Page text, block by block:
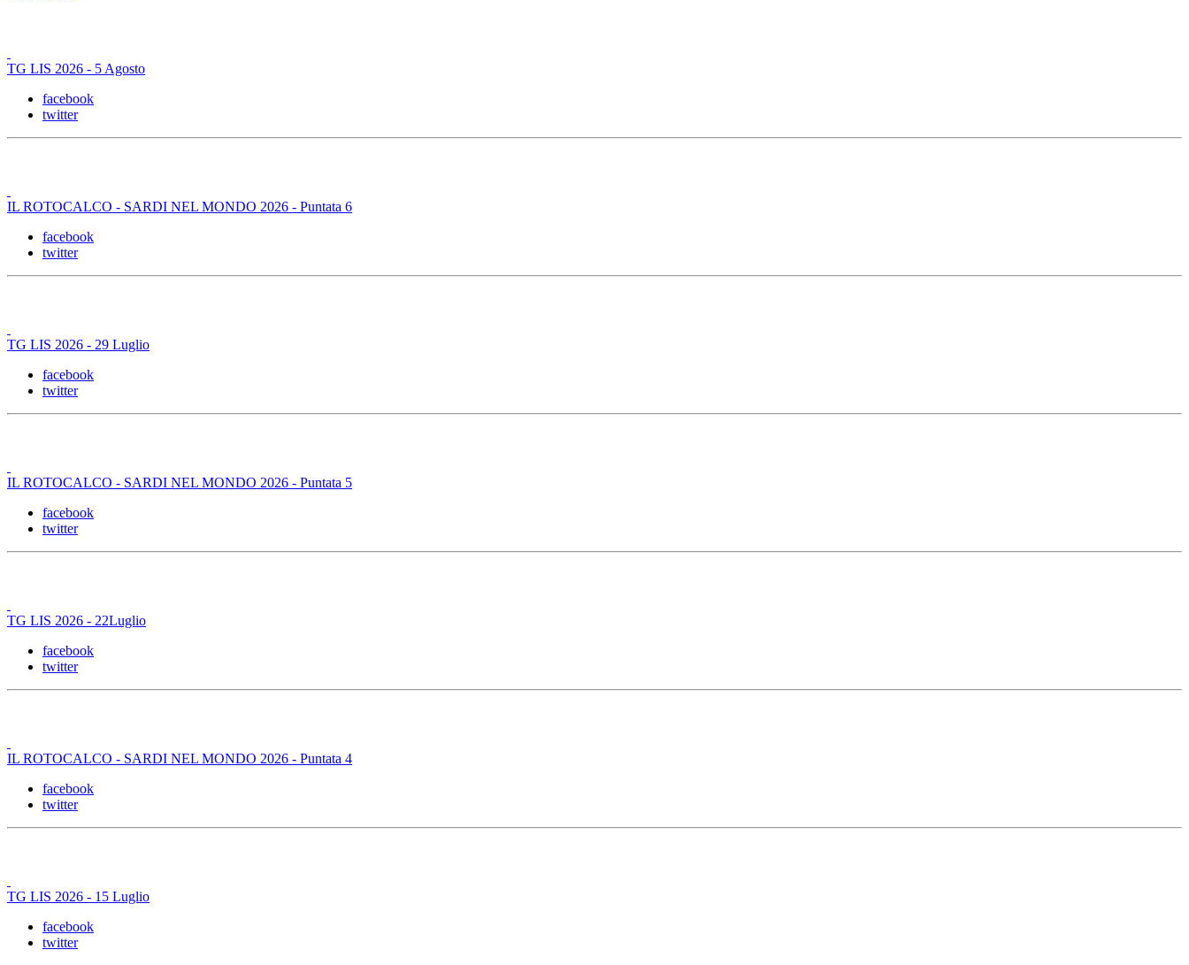
TG LIS 2026 - 5 Agosto
facebook
twitter
IL ROTOCALCO - SARDI NEL MONDO 2026 - Puntata 6
facebook
twitter
TG LIS 2026 - 29 Luglio
facebook
twitter
IL ROTOCALCO - SARDI NEL MONDO 2026 - Puntata 5
facebook
twitter
TG LIS 2026 - 22Luglio
facebook
twitter
IL ROTOCALCO - SARDI NEL MONDO 2026 - Puntata 4
facebook
twitter
TG LIS 2026 - 15 Luglio
facebook
twitter